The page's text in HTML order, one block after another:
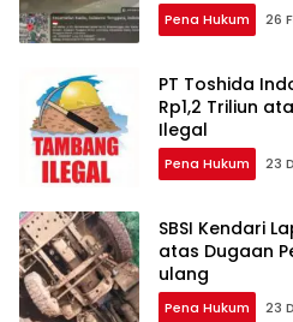
Pena Hukum 26
PT Toshida
Rp1,2 Triliun
Ilegal
Pena Hukum 23
SBSI Kendari
atas Dugaan
ulang
Pena Hukum 23